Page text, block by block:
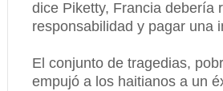
dice Piketty, Francia debería
responsabilidad y pagar una
El conjunto de tragedias,
empujó a los haitianos a un